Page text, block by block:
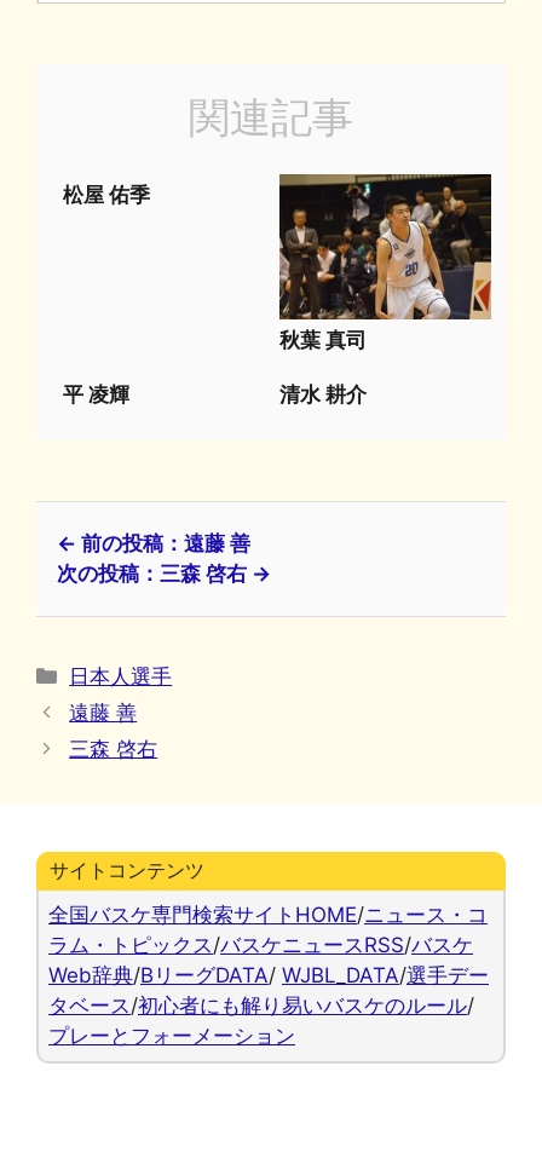
関連記事
松屋 佑季
秋葉 真司
平 凌輝 清水 耕介
← 前の投稿：遠藤 善
次の投稿：三森 啓右 →
カ
テ
リ
日本人選手
遠藤 善
三森 啓右
サイトコンテンツ
全国バスケ専門検索サイトHOME/ニュース・コ
ラム・トピックス /バスケニュースRSS/バスケ
Web辞典/BリーグDATA/ WJBL_DATA/選手デー
タベース /初心者にも解り易いバスケのルール/
プレーとフォーメーション